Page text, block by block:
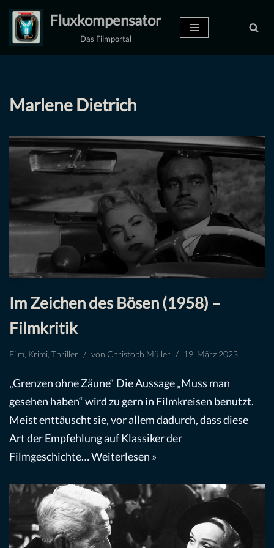
Zum
Inhalt
Fluxkompensator
Das Filmportal
Marlene Dietrich
Im Zeichen des Bösen (1958) –
Filmkritik
Film Krimi Thriller von Christoph Müller 19. März 2023
„Grenzen ohne Zäune“ Die Aussage „Muss man
gesehen haben“ wird zu gern in Filmkreisen benutzt.
Meist enttäuscht sie, vor allem dadurch, dass diese
Art der Empfehlung auf Klassiker der
Filmgeschichte…Weiterlesen »